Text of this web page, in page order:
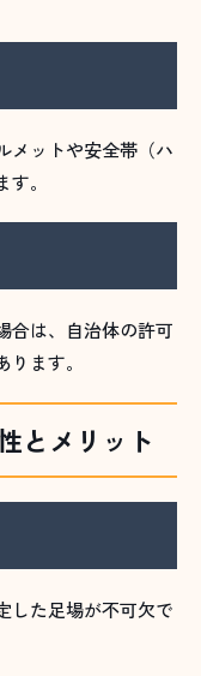
メットや安全帯（ハ
。
合は、自治体の許可
ます。
とメリット
した足場が不可欠で